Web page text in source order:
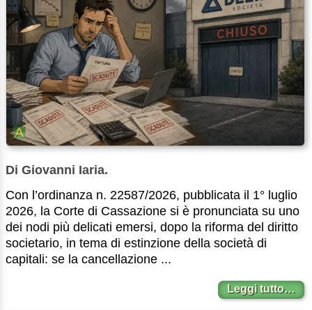
Di Giovanni Iaria.
Con l’ordinanza n. 22587/2026, pubblicata il 1° luglio
2026, la Corte di Cassazione si è pronunciata su uno
dei nodi più delicati emersi, dopo la riforma del diritto
societario, in tema di estinzione della società di
capitali: se la cancellazione ...
Leggi tutto…